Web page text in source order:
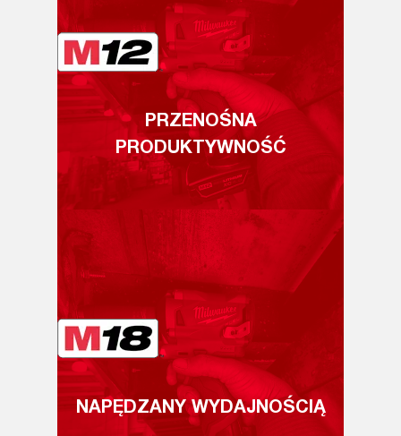
PRZENOŚNA
PRODUKTYWNOŚĆ
NAPĘDZANY WYDAJNOŚCIĄ